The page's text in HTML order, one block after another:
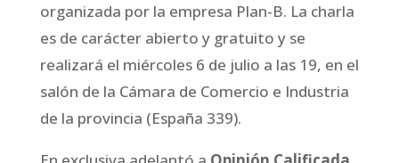
organizada por la empresa Plan-B. La charla
es de carácter abierto y gratuito y se
realizará el miércoles 6 de julio a las 19, en el
salón de la Cámara de Comercio e Industria
de la provincia (España 339).